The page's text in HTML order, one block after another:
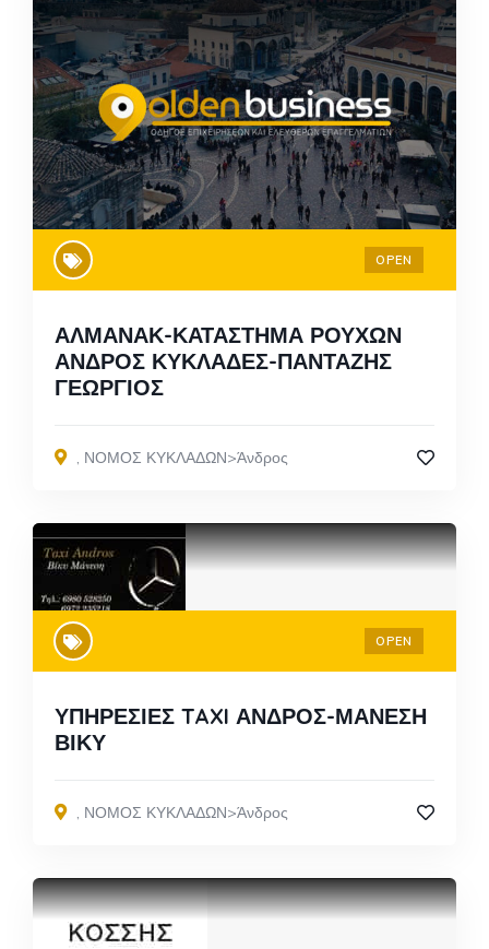
OPEN
ΑΛΜΑΝΑΚ-ΚΑΤΑΣΤΗΜΑ ΡΟΥΧΩΝ
ΑΝΔΡΟΣ ΚΥΚΛΑΔΕΣ-ΠΑΝΤΑΖΗΣ
ΓΕΩΡΓΙΟΣ
, ΝΟΜΟΣ ΚΥΚΛΑΔΩΝ>Άνδρος
OPEN
ΥΠΗΡΕΣΙΕΣ TAXI ΑΝΔΡΟΣ-ΜΑΝΕΣΗ
ΒΙΚΥ
, ΝΟΜΟΣ ΚΥΚΛΑΔΩΝ>Άνδρος